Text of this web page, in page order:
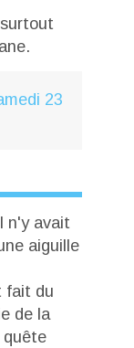
23
n'y avait
aiguille
fait du
de la
quête